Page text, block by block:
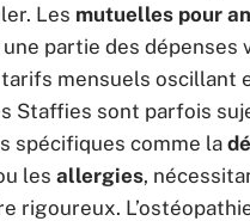
Les mutuelles pour
partie des dépenses
tarifs mensuels oscillant
Staffies sont parfois
spécifiques comme la
les allergies,
rigoureux.